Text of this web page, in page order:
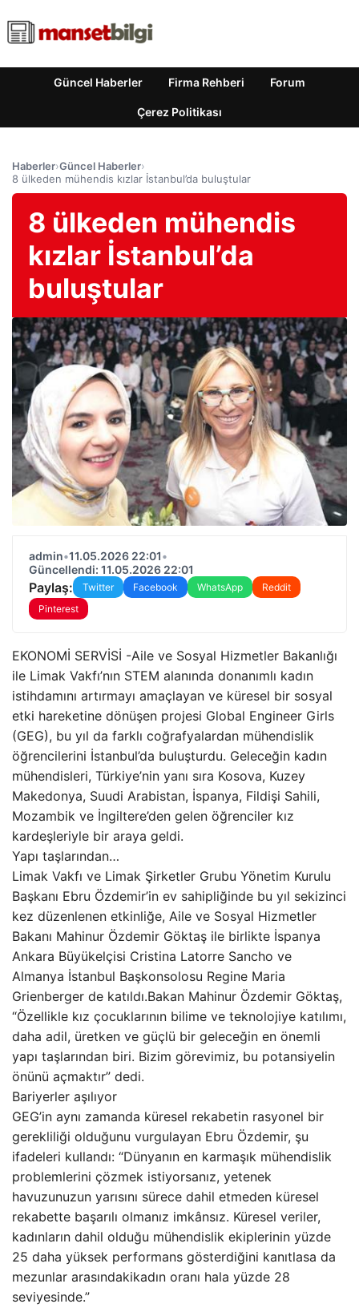
Güncel Haberler Firma Rehberi Forum
Çerez Politikası
Haberler›Güncel Haberler›
8 ülkeden mühendis kızlar İstanbul’da buluştular
8 ülkeden mühendis
kızlar İstanbul’da
buluştular
admin•11.05.2026 22:01•
Güncellendi: 11.05.2026 22:01
Paylaş: Twitter Facebook WhatsApp
Reddit
Pinterest
EKONOMİ SERVİSİ -Aile ve Sosyal Hizmetler Bakanlığı
ile Limak Vakfı’nın STEM alanında donanımlı kadın
istihdamını artırmayı amaçlayan ve küresel bir sosyal
etki hareketine dönüşen projesi Global Engineer Girls
(GEG), bu yıl da farklı coğrafyalardan mühendislik
öğrencilerini İstanbul’da buluşturdu. Geleceğin kadın
mühendisleri, Türkiye’nin yanı sıra Kosova, Kuzey
Makedonya, Suudi Arabistan, İspanya, Fildişi Sahili,
Mozambik ve İngiltere’den gelen öğrenciler kız
kardeşleriyle bir araya geldi.
Yapı taşlarından…
Limak Vakfı ve Limak Şirketler Grubu Yönetim Kurulu
Başkanı Ebru Özdemir’in ev sahipliğinde bu yıl sekizinci
kez düzenlenen etkinliğe, Aile ve Sosyal Hizmetler
Bakanı Mahinur Özdemir Göktaş ile birlikte İspanya
Ankara Büyükelçisi Cristina Latorre Sancho ve
Almanya İstanbul Başkonsolosu Regine Maria
Grienberger de katıldı.Bakan Mahinur Özdemir Göktaş,
“Özellikle kız çocuklarının bilime ve teknolojiye katılımı,
daha adil, üretken ve güçlü bir geleceğin en önemli
yapı taşlarından biri. Bizim görevimiz, bu potansiyelin
önünü açmaktır” dedi.
Bariyerler aşılıyor
GEG’in aynı zamanda küresel rekabetin rasyonel bir
gerekliliği olduğunu vurgulayan Ebru Özdemir, şu
ifadeleri kullandı: “Dünyanın en karmaşık mühendislik
problemlerini çözmek istiyorsanız, yetenek
havuzunuzun yarısını sürece dahil etmeden küresel
rekabette başarılı olmanız imkânsız. Küresel veriler,
kadınların dahil olduğu mühendislik ekiplerinin yüzde
25 daha yüksek performans gösterdiğini kanıtlasa da
mezunlar arasındakikadın oranı hala yüzde 28
seviyesinde.”